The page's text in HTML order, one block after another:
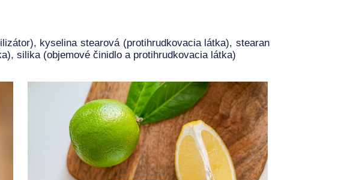
kyselina stearová (protihrudkovacia látka), stearan
silika (objemové činidlo a protihrudkovacia látka)